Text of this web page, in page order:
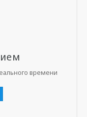
времени